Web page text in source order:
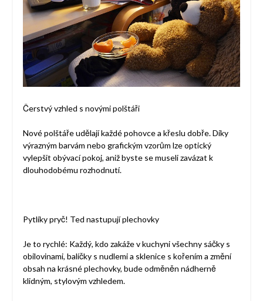
Čerstvý vzhled s novými polštáři
Nové polštáře udělají každé pohovce a křeslu dobře. Díky
výrazným barvám nebo grafickým vzorům lze optický
vylepšit obývací pokoj, aniž byste se museli zavázat k
dlouhodobému rozhodnutí.
Pytlíky pryč! Ted nastupují plechovky
Je to rychlé: Každý, kdo zakáže v kuchyni všechny sáčky s
obilovinami, balíčky s nudlemi a sklenice s kořením a změní
obsah na krásné plechovky, bude odměněn nádherně
klidným, stylovým vzhledem.